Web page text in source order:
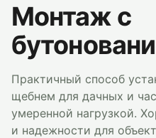
Монтаж с
Практичный способ
щебнем для дачных и
умеренной нагрузкой.
и надежности для